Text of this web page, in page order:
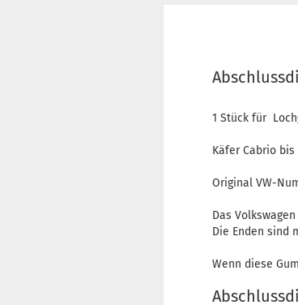
1 Stück für
Käfer Cabrio bis
Original VW-
Das
Die Enden sind
Wenn diese